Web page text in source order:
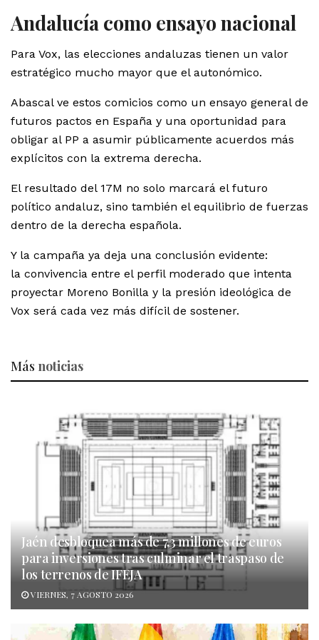
Andalucía como ensayo nacional
Para Vox, las elecciones andaluzas tienen un valor
estratégico mucho mayor que el autonómico.
Abascal ve estos comicios como un ensayo general de
futuros pactos en España y una oportunidad para
obligar al PP a asumir públicamente acuerdos más
explícitos con la extrema derecha.
El resultado del 17M no solo marcará el futuro
político andaluz, sino también el equilibrio de fuerzas
dentro de la derecha española.
Y la campaña ya deja una conclusión evidente:
la convivencia entre el perfil moderado que intenta
proyectar Moreno Bonilla y la presión ideológica de
Vox será cada vez más difícil de sostener.
Más noticias
Jaén desbloquea más de 7,3 millones de euros
para inversiones tras culminar el traspaso de
los terrenos de IFEJA
VIERNES, 7 AGOSTO 2026